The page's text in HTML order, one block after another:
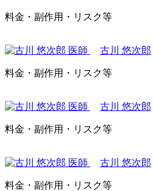
料金・副作用・リスク等
古川 悠次郎
料金・副作用・リスク等
古川 悠次郎
料金・副作用・リスク等
古川 悠次郎
料金・副作用・リスク等